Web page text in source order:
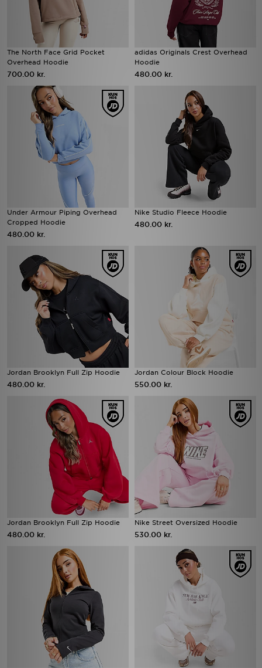
The North Face Grid Pocket
Overhead Hoodie
700.00 kr.
adidas Originals Crest Overhead
Hoodie
480.00 kr.
Under Armour Piping Overhead
Cropped Hoodie
480.00 kr.
Nike Studio Fleece Hoodie
480.00 kr.
Jordan Brooklyn Full Zip Hoodie
480.00 kr.
Jordan Colour Block Hoodie
550.00 kr.
Jordan Brooklyn Full Zip Hoodie
480.00 kr.
Nike Street Oversized Hoodie
530.00 kr.